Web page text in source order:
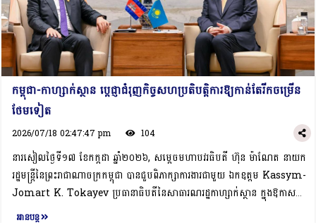
របស់ក្រុមហ៊ុនថែមទៀត៕
បច្ចេកវិទ្យាគមនាគមន៍ និងព័ត៌មានវិទ្យា(ICT)។ បច្ចុប្បន្ន, ក្រុមហ៊ុនមានប្រតិបត្តិការអាជីវ
កម្មនៅតាមបណ្តាប្រទេសជាង ១៦០ ជុំវិញពិភពលោក និងជាក្រុមហ៊ុនលំដាប់ថ្នាក់ទី២
លើសកលលោក ក្នុងការផ្គត់ផ្គង់ប្រព័ន្ធបច្ចេកវិទ្យា 5G។ បន្ថែមពីនេះ​, លោកតំណាង
ក្រុមហ៊ុនបានបញ្ជាក់ថា ក្រុមហ៊ុនបានបោះទុនវិនិយោគនៅក្នុងទីផ្សារកម្ពុជាអស់រយៈពេល
ជាង ២ទសវត្សរ៍មកហើយ។ តាមរយៈជោគជ័យនៃការវិនិយោគនេះ, ក្រុមហ៊ុនមានបំណង
ពង្រីកទុនវិនិយោគរបស់ខ្លួនបន្ថែមទៀតនៅក្នុងប្រទេសកម្ពុជា ក្នុងនាមជាសហគ្រាសផ្គត់
ផ្គង់បណ្តាញទូរគមនាគមន៍ និងផ្តល់ដំណោះស្រាយបច្ចេកវិទ្យា ICT។ ក្រុមហ៊ុនក៏មាន
ផែនការពង្រីកការវិនិយោគលើម៉ូដែលមូលដ្ឋានបញ្ញាសិប្បនិម្មិតអធិបតេយ្យរបស់កម្ពុជា
(Cambodia Sovereign AI Foundation Model) និងហេដ្ឋារចនាសម្ព័ន្ធ
និងប្រព័ន្ធអេកូឡូស៊ីបញ្ញាសិប្បនិម្មិតជាតិ (National AI Infrastructure and
Ecosystem) នៅកម្ពុជា។ កន្លងមក, ក្រុមហ៊ុនក៏បានចូលរួមចំណែកយ៉ាងសកម្មក្នុង
ការតភ្ជាប់បណ្តាញទូរគមនាគមន៍នៅតាមជនបទ, ការដាក់ពង្រាយបណ្តាញ
កម្ពុជា-កាហ្សាក់ស្ថាន ប្តេជ្ញាជំរុញកិច្ចសហប្រតិបត្តិការឱ្យកាន់តែរីកចម្រើន
ថែមទៀត
2026/07/18 02:47:47 pm 104
នារសៀលថ្ងៃទី១៧ ខែកក្កដា ឆ្នាំ២០២៦, សម្តេចមហាបវរធិបតី ហ៊ុន ម៉ាណែត នាយក
រដ្ឋមន្ត្រីនៃព្រះរាជាណាចក្រកម្ពុជា បានជួបពិភាក្សាការងារជាមួយ ឯកឧត្តម Kassym-
Jomart K. Tokayev ប្រធានាធិបតីនៃសាធារណរដ្ឋកាហ្សាក់ស្ថាន ក្នុងឱកាស
អញ្ជើញបំពេញទស្សនកិច្ចការងារ និងចូលរួមសន្និសីទបញ្ញាសិប្បនិម្មិតពិភពលោក
អានបន្ត